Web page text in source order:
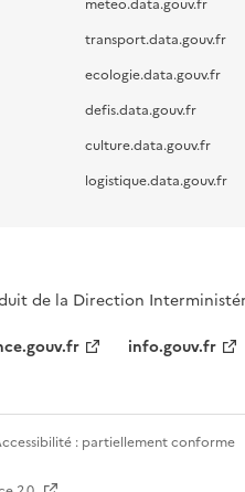
meteo.data.gouv.fr
transport.data.gouv.fr
ecologie.data.gouv.fr
defis.data.gouv.fr
culture.data.gouv.fr
logistique.data.gouv.fr
de la Direction
info.gouv.fr
: partiellement conforme